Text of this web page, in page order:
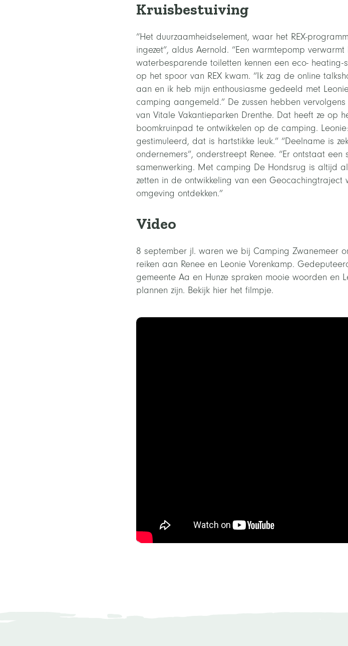
Kruisbestuiving
“Het duurzaamheidselement, waar het REX-
ingezet”, aldus Aernold. “Een warmtepomp
waterbesparende toiletten kennen een eco- heating-
op het spoor van REX kwam. “Ik zag de online
aan en ik heb mijn enthousiasme gedeeld met
camping aangemeld.” De zussen hebben
van Vitale Vakantieparken Drenthe. Dat heeft ze op
boomkruinpad te ontwikkelen op de camping.
gestimuleerd, dat is hartstikke leuk.” “Deelname is
ondernemers”, onderstreept Renee. “Er ontstaat
samenwerking. Met camping De Hondsrug is altijd
zetten in de ontwikkeling van een
omgeving ontdekken.”
Video
8 september jl. waren we bij Camping Zwanemeer
reiken aan Renee en Leonie Vorenkamp.
gemeente Aa en Hunze spraken mooie woorden en
plannen zijn. Bekijk hier het filmpje.